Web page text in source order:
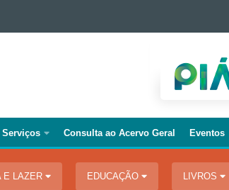
Serviços Consulta ao Acervo Geral Eventos
E LAZER EDUCAÇÃO LIVROS